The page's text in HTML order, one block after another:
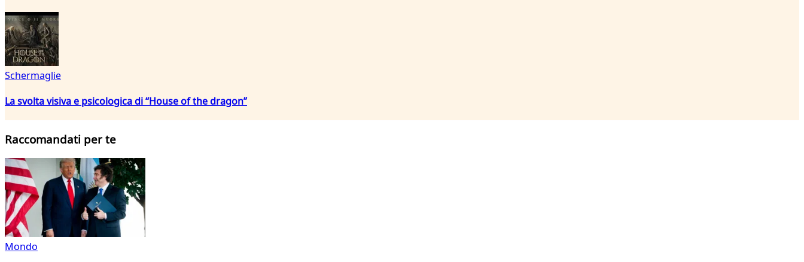
Schermaglie
La svolta visiva e psicologica di “House of the dragon”
Raccomandati per te
Mondo